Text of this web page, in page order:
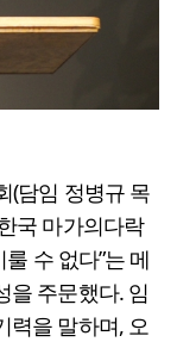
(담임 정병규 목
국 마가의다락
수 없다”는 메
을 주문했다. 임
력을 말하며, 오